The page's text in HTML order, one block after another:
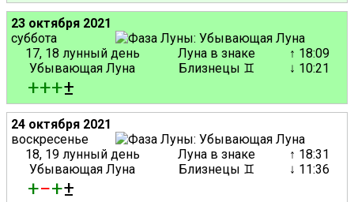
23 октября 2021
суббота
17, 18 лунный день
Убывающая Луна
Луна в знаке
Близнецы ♊
↑ 18:09
↓ 10:21
+++±
24 октября 2021
воскресенье
18, 19 лунный день
Убывающая Луна
Луна в знаке
Близнецы ♊
↑ 18:31
↓ 11:36
+−+±